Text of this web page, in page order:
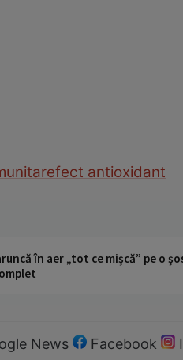
efect antioxidant
în aer „tot ce mișcă” pe o
News Facebook